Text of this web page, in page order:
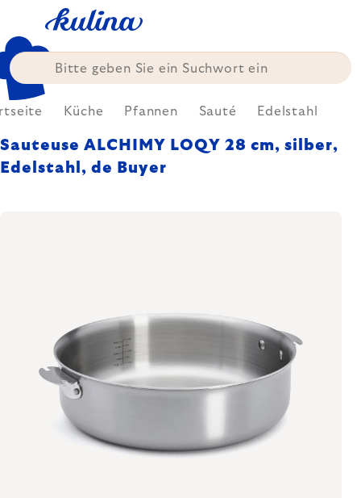
springen
Küche Pfannen Sauté Edelstahl
Sauteuse ALCHIMY LOQY 28 cm, silber,
Edelstahl, de Buyer